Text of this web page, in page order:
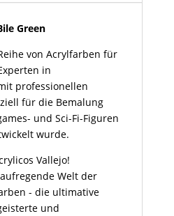
Green
von Acrylfarben für
in
professionellen
für die Bemalung
und Sci-Fi-Figuren
wurde.
Vallejo!
Welt der
- die ultimative
und